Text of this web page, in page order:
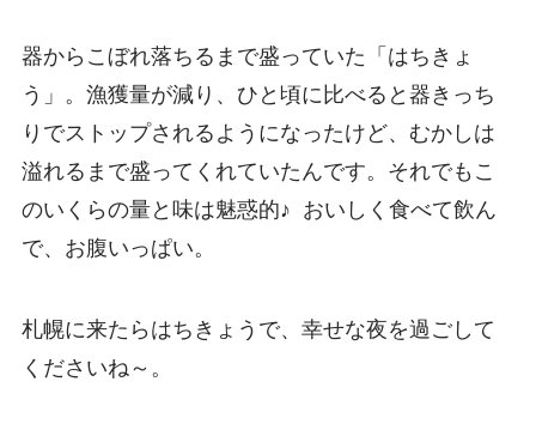
器からこぼれ落ちるまで盛っていた「はちきょ
う」。漁獲量が減り、ひと頃に比べると器きっち
りでストップされるようになったけど、むかしは
溢れるまで盛ってくれていたんです。それでもこ
のいくらの量と味は魅惑的♪ おいしく食べて飲ん
で、お腹いっぱい。
札幌に来たらはちきょうで、幸せな夜を過ごして
くださいね～。